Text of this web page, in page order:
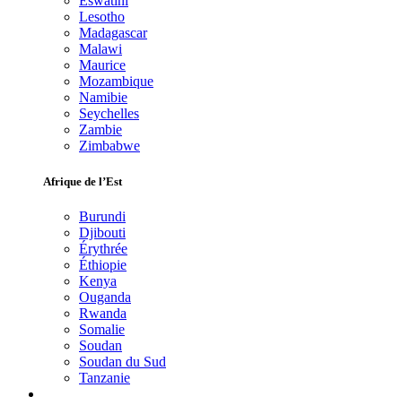
Lesotho
Madagascar
Malawi
Maurice
Mozambique
Namibie
Seychelles
Zambie
Zimbabwe
Afrique de l’Est
Burundi
Djibouti
Érythrée
Éthiopie
Kenya
Ouganda
Rwanda
Somalie
Soudan
Soudan du Sud
Tanzanie